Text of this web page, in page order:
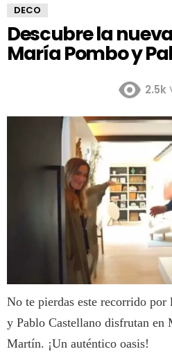
DECO
Descubre la
María Pombo y
2.5k
No te pierdas este recorrido por
y Pablo Castellano disfrutan en
Martín. ¡Un auténtico oasis!